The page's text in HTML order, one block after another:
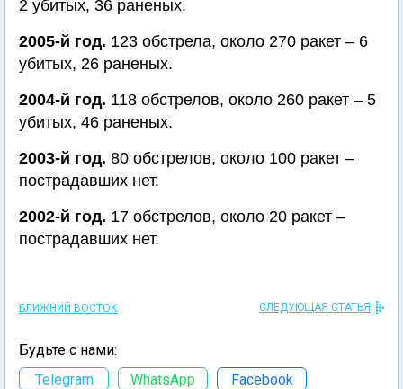
2 убитых, 36 раненых.
2005-й год. 123 обстрела, около 270 ракет – 6
убитых, 26 раненых.
2004-й год. 118 обстрелов, около 260 ракет – 5
убитых, 46 раненых.
2003-й год. 80 обстрелов, около 100 ракет –
пострадавших нет.
2002-й год. 17 обстрелов, около 20 ракет –
пострадавших нет.
БЛИЖНИЙ ВОСТОК СЛЕДУЮЩАЯ СТАТЬЯ
Будьте с нами:
Telegram
WhatsApp Facebook